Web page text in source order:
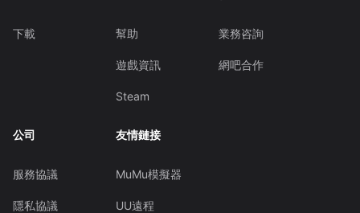
下載 幫助
遊戲資訊
Steam
業務咨詢
網吧合作
公司
服務協議
隱私協議
友情鏈接
MuMu模擬器
UU遠程